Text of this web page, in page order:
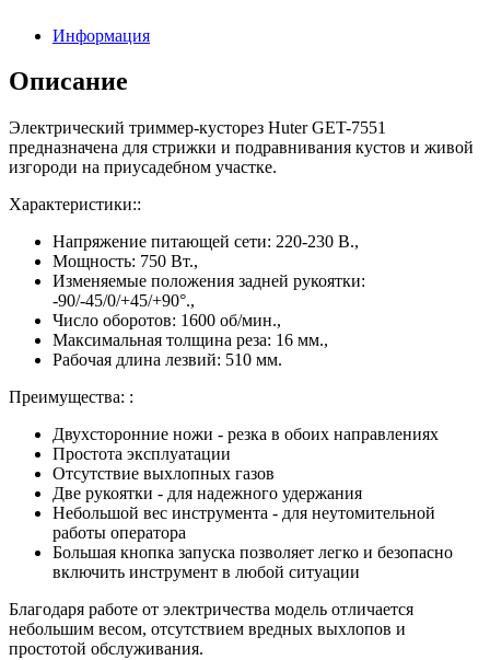
Информация
Описание
Электрический триммер-кусторез Huter GET-7551
предназначена для стрижки и подравнивания кустов и живой
изгороди на приусадебном участке.
Характеристики::
Напряжение питающей сети: 220-230 В.,
Мощность: 750 Вт.,
Изменяемые положения задней рукоятки:
-90/-45/0/+45/+90°.,
Число оборотов: 1600 об/мин.,
Максимальная толщина реза: 16 мм.,
Рабочая длина лезвий: 510 мм.
Преимущества: :
Двухсторонние ножи - резка в обоих направлениях
Простота эксплуатации
Отсутствие выхлопных газов
Две рукоятки - для надежного удержания
Небольшой вес инструмента - для неутомительной
работы оператора
Большая кнопка запуска позволяет легко и безопасно
включить инструмент в любой ситуации
Благодаря работе от электричества модель отличается
небольшим весом, отсутствием вредных выхлопов и
простотой обслуживания.